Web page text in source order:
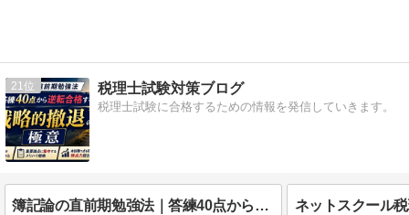
21 税理士試験対策ブログ
税理士試験に合格するための情報を発信していきます。
簿記論の直前期勉強法｜答練40点から逆転合格する「戦略的撤退」の極意